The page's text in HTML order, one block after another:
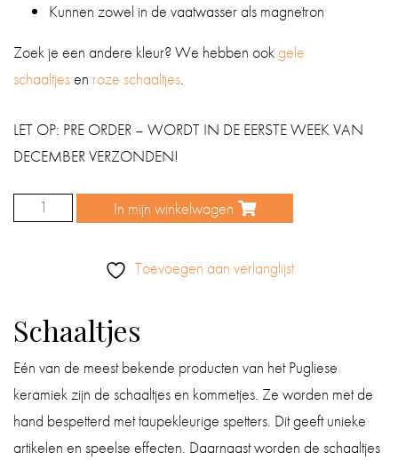
Kunnen zowel in de vaatwasser als magnetron
Zoek je een andere kleur? We hebben ookgele
schaaltjesen roze schaaltjes.
LET OP: PRE ORDER – WORDT IN DE EERSTE WEEK VAN
DECEMBER VERZONDEN!
In mijn winkelwagen
Toevoegen aan verlanglijst
Schaaltjes
Eén van de meest bekende producten van het Pugliese
keramiek zijn de schaaltjes en kommetjes. Ze worden met de
hand bespetterd met taupekleurige spetters. Dit geeft unieke
artikelen en speelse effecten. Daarnaast worden de schaaltjes